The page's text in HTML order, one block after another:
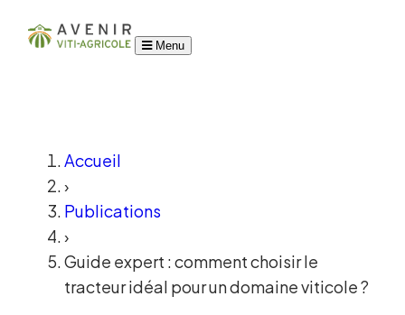
Menu
Accueil
›
Publications
›
Guide expert : comment choisir le
tracteur idéal pour un domaine viticole ?